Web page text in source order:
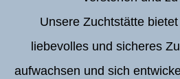
Unsere Zuchtstätte
liebevolles und sicheres
aufwachsen und sich